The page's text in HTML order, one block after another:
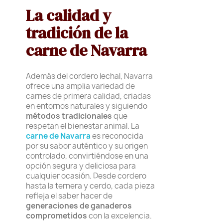
La calidad y
tradición de la
carne de Navarra
Además del cordero lechal, Navarra
ofrece una amplia variedad de
carnes de primera calidad, criadas
en entornos naturales y siguiendo
métodos tradicionalesque
respetan el bienestar animal. La
carne de Navarraes reconocida
por su sabor auténtico y su origen
controlado, convirtiéndose en una
opción segura y deliciosa para
cualquier ocasión. Desde cordero
hasta la ternera y cerdo, cada pieza
refleja el saber hacer de
generaciones de ganaderos
comprometidoscon la excelencia.